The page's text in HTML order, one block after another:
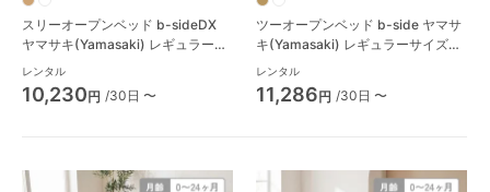
スリーオープンベッド b-sideDX
ヤマサキ(Yamasaki) レギュラーサ
イズベビーベッド
レンタル
10,230円 /30日 〜
ツーオープンベッド b-side ヤマサ
キ(Yamasaki) レギュラーサイズベ
ビーベッド
レンタル
11,286円 /30日 〜